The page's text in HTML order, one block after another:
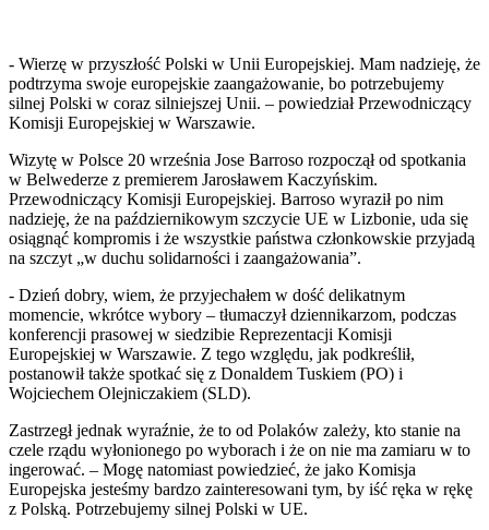
- Wierzę w przyszłość Polski w Unii Europejskiej. Mam nadzieję, że
podtrzyma swoje europejskie zaangażowanie, bo potrzebujemy
silnej Polski w coraz silniejszej Unii. – powiedział Przewodniczący
Komisji Europejskiej w Warszawie.
Wizytę w Polsce 20 września Jose Barroso rozpoczął od spotkania
w Belwederze z premierem Jarosławem Kaczyńskim.
Przewodniczący Komisji Europejskiej. Barroso wyraził po nim
nadzieję, że na październikowym szczycie UE w Lizbonie, uda się
osiągnąć kompromis i że wszystkie państwa członkowskie przyjadą
na szczyt „w duchu solidarności i zaangażowania”.
- Dzień dobry, wiem, że przyjechałem w dość delikatnym
momencie, wkrótce wybory – tłumaczył dziennikarzom, podczas
konferencji prasowej w siedzibie Reprezentacji Komisji
Europejskiej w Warszawie. Z tego względu, jak podkreślił,
postanowił także spotkać się z Donaldem Tuskiem (PO) i
Wojciechem Olejniczakiem (SLD).
Zastrzegł jednak wyraźnie, że to od Polaków zależy, kto stanie na
czele rządu wyłonionego po wyborach i że on nie ma zamiaru w to
ingerować. – Mogę natomiast powiedzieć, że jako Komisja
Europejska jesteśmy bardzo zainteresowani tym, by iść ręka w rękę
z Polską. Potrzebujemy silnej Polski w UE.